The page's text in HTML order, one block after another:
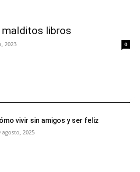
libros
2023 0
vivir sin amigos y ser feliz
agosto, 2025